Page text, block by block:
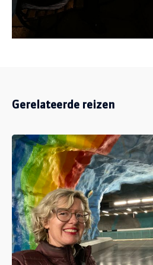
Gerelateerde reizen